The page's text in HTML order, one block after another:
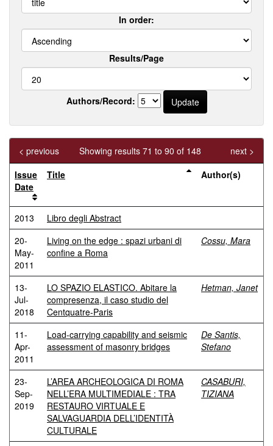
In order:
Results/Page
Authors/Record:
Showing results 71 to 90 of 148
< previous
next >
Issue
Date
Title Author(s)
2013
Libro degli Abstract
20-
May-
2011
Living on the edge : spazi urbani di
confine a Roma
Cossu, Mara
13-
Jul-
2018
LO SPAZIO ELASTICO. Abitare la
compresenza, il caso studio del
Centquatre-Paris
Hetman, Janet
11-
Apr-
2011
Load-carrying capability and seismic
assessment of masonry bridges
De Santis,
Stefano
23-
Sep-
2019
L’AREA ARCHEOLOGICA DI ROMA
NELL’ERA MULTIMEDIALE : TRA
RESTAURO VIRTUALE E
SALVAGUARDIA DELL’IDENTITÀ
CULTURALE
CASABURI,
TIZIANA